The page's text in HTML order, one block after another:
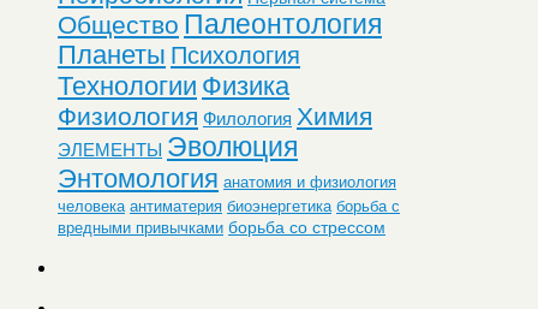
Общество Палеонтология
Планеты Психология
Технологии Физика
Физиология Филология Химия
ЭЛЕМЕНТЫ Эволюция
Энтомология анатомия и физиология
человека антиматерия биоэнергетика борьба с
вредными привычками борьба со стрессом